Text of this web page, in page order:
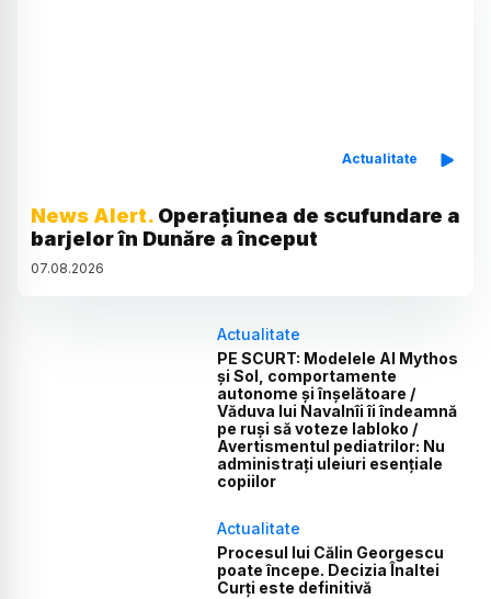
Actualitate
News Alert. Operațiunea de scufundare a
barjelor în Dunăre a început
07.08.2026
Actualitate
PE SCURT: Modelele AI Mythos
și Sol, comportamente
autonome și înșelătoare /
Văduva lui Navalnîi îi îndeamnă
pe ruși să voteze Iabloko /
Avertismentul pediatrilor: Nu
administrați uleiuri esențiale
copiilor
Actualitate
Procesul lui Călin Georgescu
poate începe. Decizia Înaltei
Curți este definitivă